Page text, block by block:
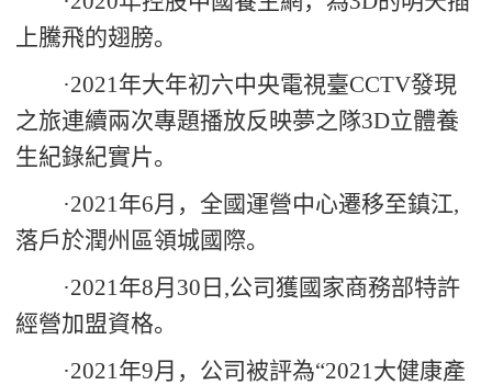
上騰飛的翅膀。
·2021年大年初六中央電視臺CCTV發現
之旅連續兩次專題播放反映夢之隊3D立體養
生紀錄紀實片。
·2021年6月，全國運營中心遷移至鎮江,
落戶於潤州區領城國際。
·2021年8月 30 日 ,公司獲國家商務部特許
經營加盟資格。
·2021年9月，公司被評為“2021大健康產